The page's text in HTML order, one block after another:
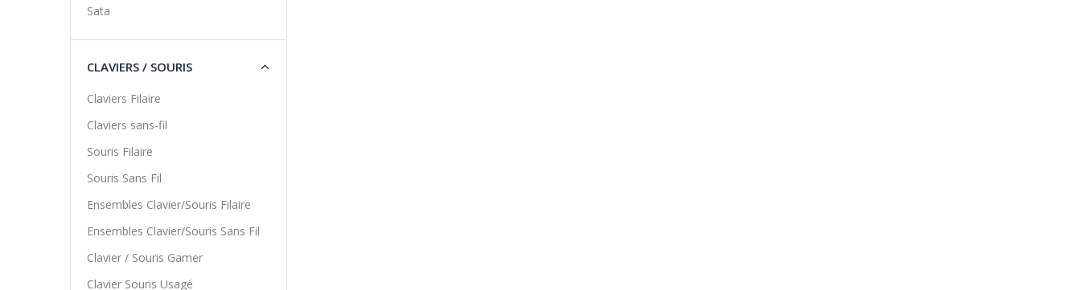
Sata
CLAVIERS / SOURIS
Claviers Filaire
Claviers sans-fil
Souris Filaire
Souris Sans Fil
Ensembles Clavier/Souris Filaire
Ensembles Clavier/Souris Sans Fil
Clavier / Souris Gamer
Clavier Souris Usagé